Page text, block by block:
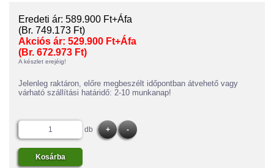
Eredeti ár: 589.900 Ft+Áfa
(Br. 749.173 Ft)
Akciós ár: 529.900 Ft+Áfa
(Br. 672.973 Ft)
A készlet erejéig!
Jelenleg raktáron, előre megbeszélt időpontban átvehető vagy
várható szállítási határidő: 2-10 munkanap!
db